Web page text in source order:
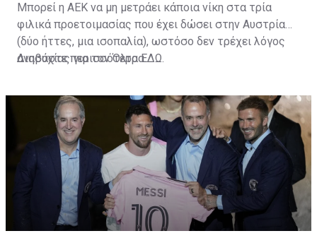
Μπορεί η ΑΕΚ να μη μετράει κάποια νίκη στα τρία
φιλικά προετοιμασίας που έχει δώσει στην Αυστρία
(δύο ήττες, μια ισοπαλία), ωστόσο δεν τρέχει λόγος
ανησυχίας για τον Όλτρα.
Διαβάστε περισσότεραΕΔΩ.